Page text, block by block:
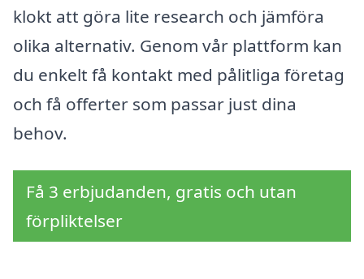
klokt att göra lite research och jämföra
olika alternativ. Genom vår plattform kan
du enkelt få kontakt med pålitliga företag
och få offerter som passar just dina
behov.
Få 3 erbjudanden, gratis och utan
förpliktelser